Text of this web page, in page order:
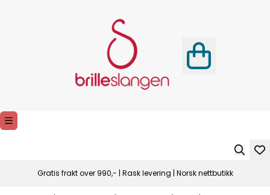
Gratis frakt over 990,- | Rask levering | Norsk nettbutikk